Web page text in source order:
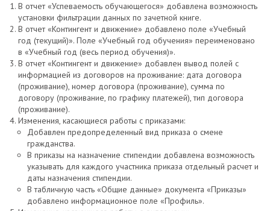
В отчет «Успеваемость обучающегося» добавлена возможность
установки фильтрации данных по зачетной книге.
В отчет «Контингент и движение» добавлено поле «Учебный
год (текущий)». Поле «Учебный год обучения» переименовано
в «Учебный год (весь период обучения)».
В отчет «Контингент и движение» добавлен вывод полей с
информацией из договоров на проживание: дата договора
(проживание), номер договора (проживание), сумма по
договору (проживание, по графику платежей), тип договора
(проживание).
Изменения, касающиеся работы с приказами:
Добавлен предопределенный вид приказа о смене
гражданства.
В приказы на назначение стипендии добавлена возможность
указывать для каждого участника приказа отдельный расчет и
даты назначения стипендии.
В табличную часть «Общие данные» документа «Приказы»
добавлено информационное поле «Профиль».